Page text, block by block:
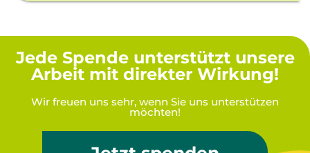
Jede Spende unterstützt unsere
Arbeit mit direkter Wirkung!
Wir freuen uns sehr, wenn Sie uns unterstützen
möchten!